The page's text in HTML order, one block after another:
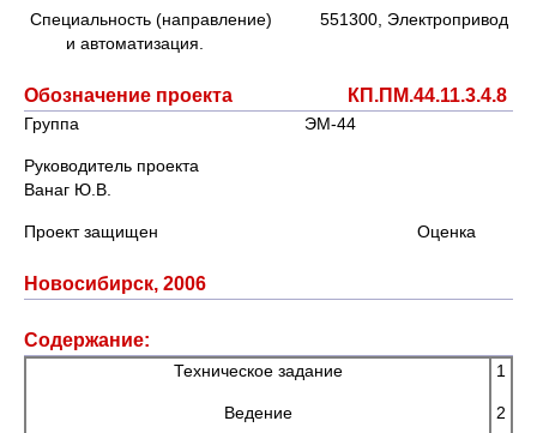
Специальность (направление) 551300, Электропривод
и автоматизация.
Обозначение проекта КП.ПМ.44.11.3.4.8
Группа ЭМ-44
Руководитель проекта
Ванаг Ю.В.
Проект защищен Оценка
Новосибирск, 2006
Содержание:
Техническое задание
Ведение
1
2